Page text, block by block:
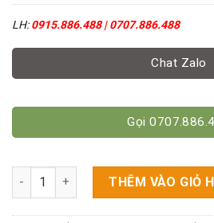
LH:0915.886.488 | 0707.886.488
Chat Zalo
Gọi
Khung Nâng 10m Di Động Làm Việc
THÊM VÀO GIỎ